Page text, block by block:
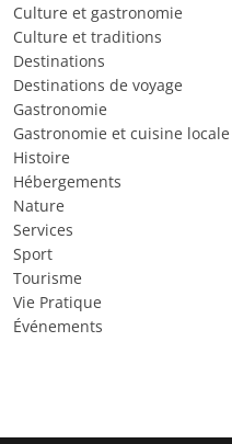
Culture et gastronomie
Culture et traditions
Destinations
Destinations de voyage
Gastronomie
Gastronomie et cuisine locale
Histoire
Hébergements
Nature
Services
Sport
Tourisme
Vie Pratique
Événements